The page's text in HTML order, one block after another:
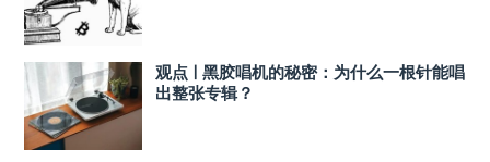
观点 | 黑胶唱机的秘密：为什么一根针能唱
出整张专辑？